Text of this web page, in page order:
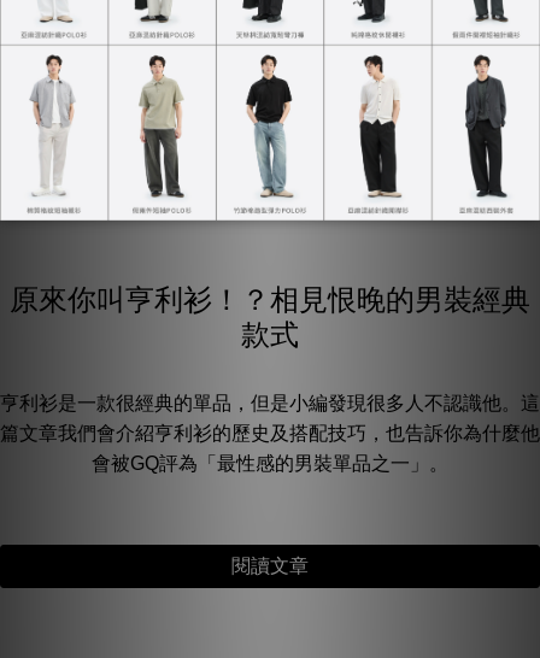
原來你叫亨利衫！？相見恨晚的男裝經典
款式
亨利衫是一款很經典的單品，但是小編發現很多人不認識他。這
篇文章我們會介紹亨利衫的歷史及搭配技巧，也告訴你為什麼他
會被GQ評為「最性感的男裝單品之一」。
閱讀文章